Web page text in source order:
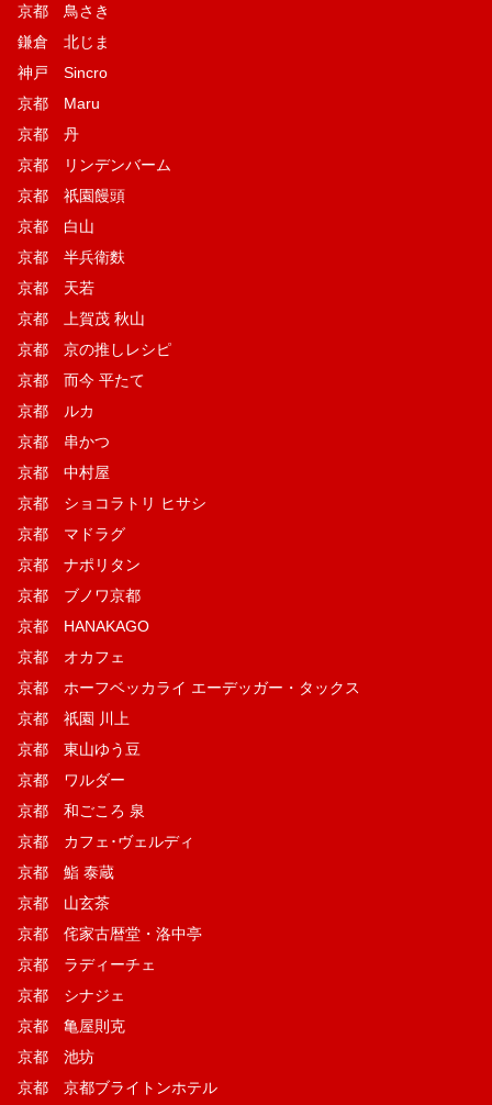
京都 鳥さき
鎌倉 北じま
神戸 Sincro
京都 Maru
京都 丹
京都 リンデンバーム
京都 祇園饅頭
京都 白山
京都 半兵衛麩
京都 天若
京都 上賀茂 秋山
京都 京の推しレシピ
京都 而今 平たて
京都 ルカ
京都 串かつ
京都 中村屋
京都 ショコラトリ ヒサシ
京都 マドラグ
京都 ナポリタン
京都 ブノワ京都
京都 HANAKAGO
京都 オカフェ
京都 ホーフベッカライ エーデッガー・タックス
京都 祇園 川上
京都 東山ゆう豆
京都 ワルダー
京都 和ごころ 泉
京都 カフェ･ヴェルディ
京都 鮨 泰蔵
京都 山玄茶
京都 侘家古暦堂・洛中亭
京都 ラディーチェ
京都 シナジェ
京都 亀屋則克
京都 池坊
京都 京都ブライトンホテル